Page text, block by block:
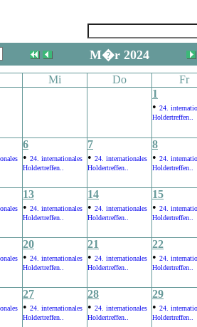
M�r 2024
Mi Do Fr
1
• 24.
Holdertreffen..
6
• 24. internationales
Holdertreffen..
7
• 24. internationales
Holdertreffen..
8
• 24.
Holdertreffen..
13
• 24. internationales
Holdertreffen..
14
• 24. internationales
Holdertreffen..
15
• 24.
Holdertreffen..
20
• 24. internationales
Holdertreffen..
21
• 24. internationales
Holdertreffen..
22
• 24.
Holdertreffen..
27
• 24. internationales
Holdertreffen..
28
• 24. internationales
Holdertreffen..
29
• 24.
Holdertreffen..